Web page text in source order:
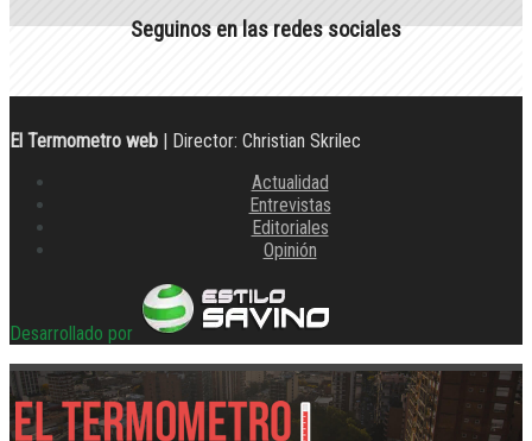
Seguinos en las redes sociales
El Termometro web | Director: Christian Skrilec
Actualidad
Entrevistas
Editoriales
Opinión
Desarrollado por